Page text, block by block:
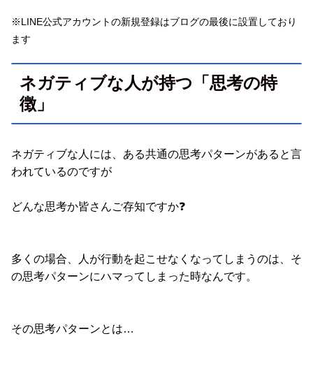
※LINE公式アカウントの新規登録はブログの最後に設置しており
ます
ネガティブな人が持つ「思考の特
徴」
ネガティブな人には、ある共通の思考パターンがあると言
われているのですが
どんな思考か皆さんご存知ですか❓
多くの場合、人が行動を起こせなくなってしまうのは、そ
の思考パターンにハマってしまった時なんです。
その思考パターンとは…